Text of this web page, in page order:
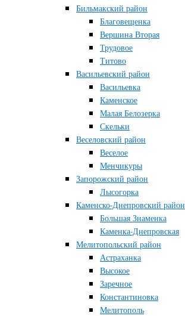
Бильмакский район
Благовещенка
Вершина Вторая
Трудовое
Титово
Васильевский район
Васильевка
Каменское
Малая Белозерка
Скельки
Веселовский район
Веселое
Менчикуры
Запорожский район
Лысогорка
Каменско-Днепровский район
Большая Знаменка
Каменка-Днепровская
Мелитопольский район
Астраханка
Высокое
Заречное
Константиновка
Мелитополь